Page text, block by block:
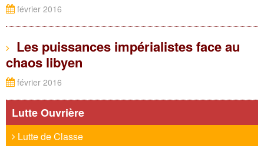
février 2016
Les puissances impérialistes face au
chaos libyen
février 2016
Lutte Ouvrière
Lutte de Classe